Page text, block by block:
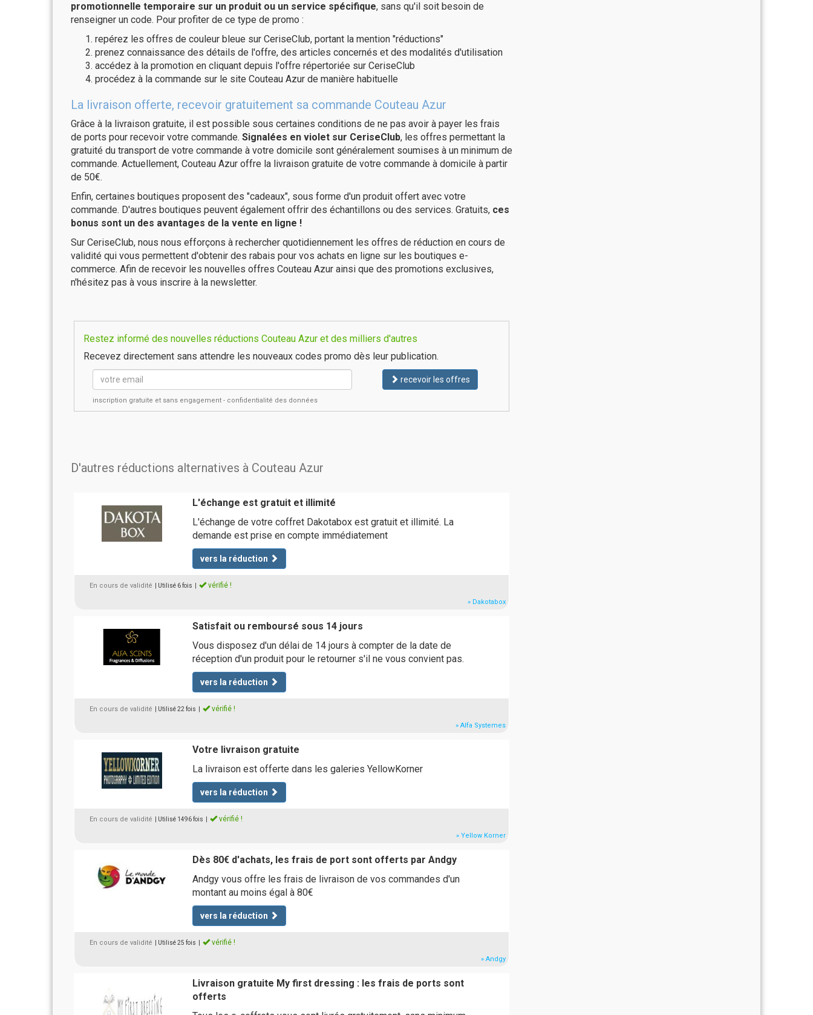
promotionnelle temporaire sur un produit ou un service spécifique, sans qu'il soit besoin de
renseigner un code. Pour profiter de ce type de promo :
repérez les offres de couleur bleue sur CeriseClub, portant la mention "réductions"
prenez connaissance des détails de l'offre, des articles concernés et des modalités d'utilisation
accédez à la promotion en cliquant depuis l'offre répertoriée sur CeriseClub
procédez à la commande sur le site Couteau Azur de manière habituelle
La livraison offerte, recevoir gratuitement sa commande Couteau Azur
Grâce à la livraison gratuite, il est possible sous certaines conditions de ne pas avoir à payer les frais
de ports pour recevoir votre commande. Signalées en violet sur CeriseClub, les offres permettant la
gratuité du transport de votre commande à votre domicile sont généralement soumises à un minimum de
commande. Actuellement, Couteau Azur offre la livraison gratuite de votre commande à domicile à partir
de 50€.
Enfin, certaines boutiques proposent des "cadeaux", sous forme d'un produit offert avec votre
commande. D'autres boutiques peuvent également offrir des échantillons ou des services. Gratuits, ces
bonus sont un des avantages de la vente en ligne !
Sur CeriseClub, nous nous efforçons à rechercher quotidiennement les offres de réduction en cours de
validité qui vous permettent d'obtenir des rabais pour vos achats en ligne sur les boutiques e-
commerce. Afin de recevoir les nouvelles offres Couteau Azur ainsi que des promotions exclusives,
n'hésitez pas à vous inscrire à la newsletter.
Restez informé des nouvelles réductions Couteau Azur et des milliers d'autres
Recevez directement sans attendre les nouveaux codes promo dès leur publication.
recevoir les offres
inscription gratuite et sans engagement - confidentialité des données
D'autres réductions alternatives à Couteau Azur
L'échange est gratuit et illimité
L'échange de votre coffret Dakotabox est gratuit et illimité. La
demande est prise en compte immédiatement
vers la réduction
En cours de validité | Utilisé 6 fois vérifié !
» Dakotabox
Satisfait ou remboursé sous 14 jours
Vous disposez d'un délai de 14 jours à compter de la date de
réception d'un produit pour le retourner s'il ne vous convient pas.
vers la réduction
En cours de validité | Utilisé 22 fois vérifié !
» Alfa Systemes
Votre livraison gratuite
La livraison est offerte dans les galeries YellowKorner
vers la réduction
En cours de validité | Utilisé 1496 fois vérifié !
» Yellow Korner
Dès 80€ d'achats, les frais de port sont offerts par Andgy
Andgy vous offre les frais de livraison de vos commandes d'un
montant au moins égal à 80€
vers la réduction
En cours de validité | Utilisé 25 fois vérifié !
» Andgy
Livraison gratuite My first dressing : les frais de ports sont
offerts